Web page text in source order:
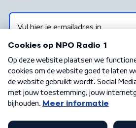
Algemene voorwaarden